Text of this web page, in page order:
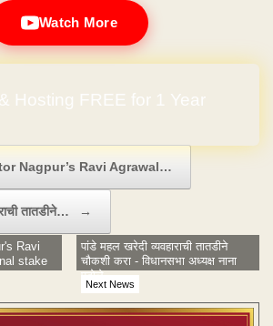
Watch More
Hosting FREE for 1 Year
Nagpur’s Ravi Agrawal…
तातडीने… →
Ravi
stake
Next News
पांडे महल खरेदी व्यवहाराची तातडीने
चौकशी करा - विधानसभा अध्यक्ष नाना
पटोले